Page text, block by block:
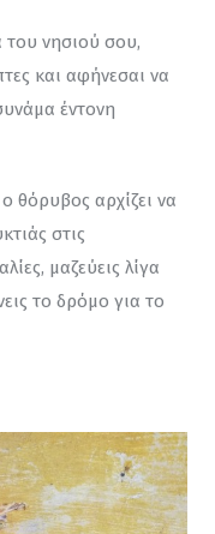
του νησιού σου,
και αφήνεσαι να
έντονη
θόρυβος αρχίζει να
στις
μαζεύεις λίγα
το δρόμο για το